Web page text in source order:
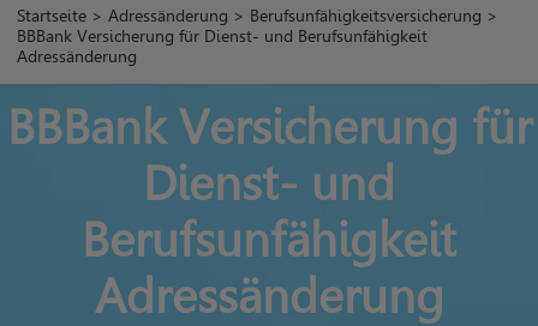
Startseite >Adressänderung > Berufsunfähigkeitsversicherung >
BBBank Versicherung für Dienst- und Berufsunfähigkeit
Adressänderung
BBBank Versicherung für
Dienst- und
Berufsunfähigkeit
Adressänderung